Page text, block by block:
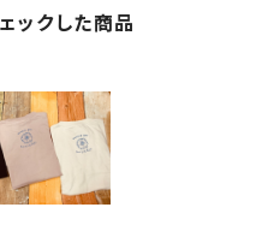
ックした商品